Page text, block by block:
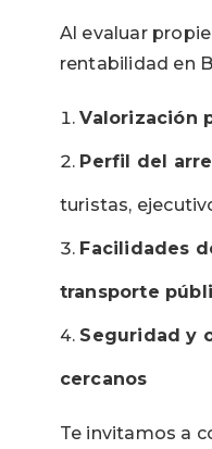
Al evaluar
rentabilidad en
Valorización
Perfil del
turistas,
Facilidades
transporte
Seguridad y
cercanos
Te invitamos a